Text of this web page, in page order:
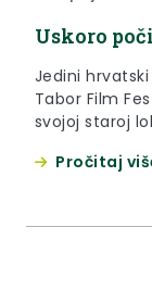
Uskoro
Jedini
Tabor Film Festival,
svojoj staroj
Pročitaj